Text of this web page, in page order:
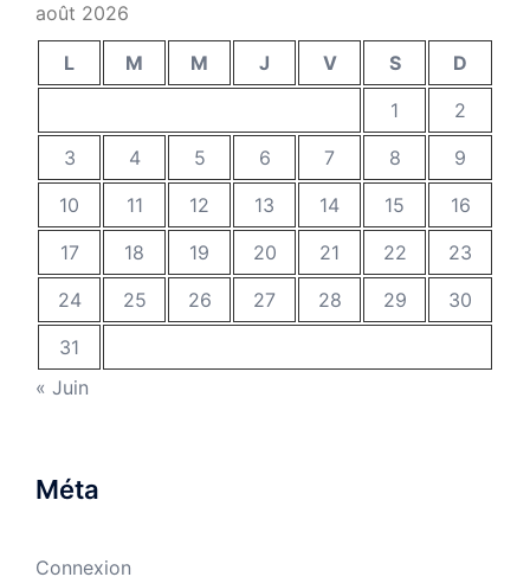
août 2026
L M M J V S
D
1
2
3
4 5 6 7 8
9
10
11 12 13 14 15
16
17
18 19 20 21 22
23
24
25 26 27 28 29
30
31
« Juin
Méta
Connexion